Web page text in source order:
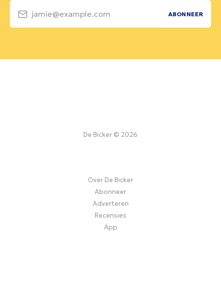
jamie@example.com ABONNEER
De Bicker © 2026
Over De Bicker
Abonneer
Adverteren
Recensies
App